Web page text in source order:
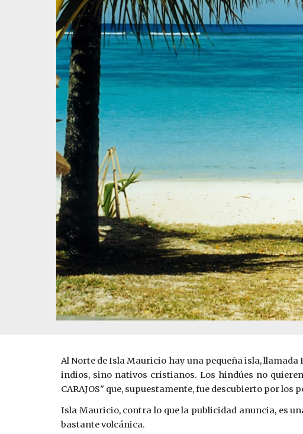
Al Norte de Isla Mauricio hay una pequeña isla, llamada
indios, sino nativos cristianos. Los hindúes no
CARAJOS" que, supuestamente, fue descubierto por los
Isla Mauricio, contra lo que la publicidad anuncia, es
bastante volcánica.